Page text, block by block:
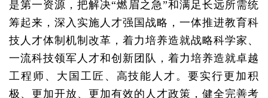
是第一资源，把解决“燃眉之急”和满足长远所需统
筹起来，深入实施人才强国战略，一体推进教育科
技人才体制机制改革，着力培养造就战略科学家、
一流科技领军人才和创新团队，着力培养造就卓越
工程师、大国工匠、高技能人才。要实行更加积
极、更加开放、更加有效的人才政策，健全完善考